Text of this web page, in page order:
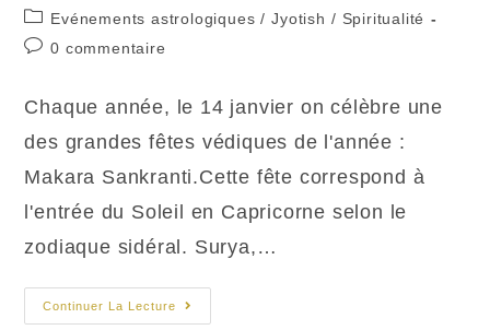
de
publication :
publiée :
Post
category:
Evénements astrologiques / Jyotish / Spiritualité
Commentaires
publication :
0 commentaire
Chaque année, le 14 janvier on célèbre une
des grandes fêtes védiques de l'année :
Makara Sankranti.Cette fête correspond à
l'entrée du Soleil en Capricorne selon le
zodiaque sidéral. Surya,…
Continuer La Lecture
Fête
De